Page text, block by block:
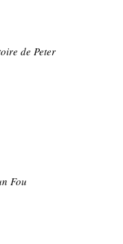
de Peter
Fou